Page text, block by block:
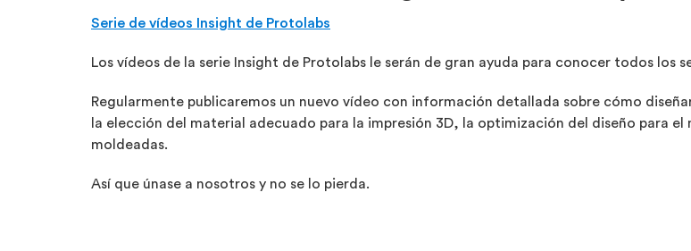
Serie de vídeos Insight de Protolabs
Los vídeos de la serie Insight de Protolabs le serán de gran ayuda para conocer todos los
Regularmente publicaremos un nuevo vídeo con información detallada sobre cómo
la elección del material adecuado para la impresión 3D, la optimización del diseño para
moldeadas.
Así que únase a nosotros y no se lo pierda.